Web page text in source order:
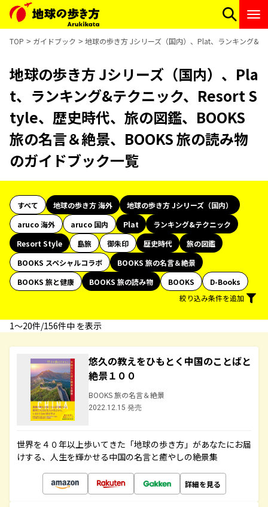
TOP ガイドブック 地球の歩き方 Jシリーズ（国内）、Plat、ランキング&
地球の歩き方 Jシリーズ（国内）、Pla
t、ランキング&テクニック、Resort S
tyle、歴史時代、旅の図鑑、BOOKS
旅の名言＆絶景、BOOKS 旅の読み物
のガイドブック一覧
すべて 地球の歩き方 海外
地球の歩き方 Jシリーズ（国内）
aruco 海外
aruco 国内 Plat
ランキング&テクニック
Resort Style
島旅 御朱印 歴史時代
旅の図鑑
BOOKS スペシャルコラボ
BOOKS 旅の名言＆絶景
BOOKS 旅と健康
BOOKS 旅の読み物 BOOKS
D-Books
絞り込み条件を追加
1〜20件/156件中 を表示
悠久の教えをひもとく中国のことばと
絶景１００
BOOKS 旅の名言＆絶景
2022.12.15 発売
世界を４０年以上歩いてきた「地球の歩き方」があなたにお届
けする、人生を輝かせる中国の名言と癒やしの絶景集
詳細を見る